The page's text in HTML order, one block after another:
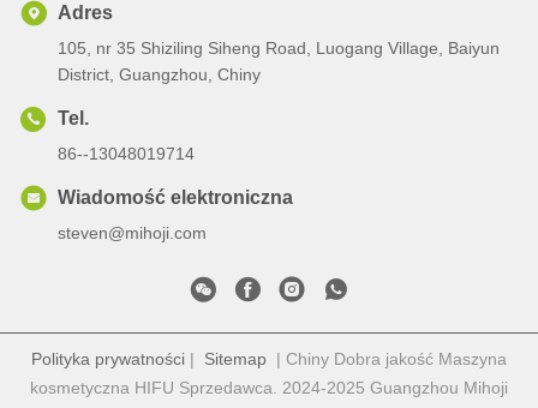
Adres
105, nr 35 Shiziling Siheng Road, Luogang Village, Baiyun
District, Guangzhou, Chiny
Tel.
86--13048019714
Wiadomość elektroniczna
steven@mihoji.com
Polityka prywatności | Sitemap | Chiny Dobra jakość Maszyna
kosmetyczna HIFU Sprzedawca. 2024-2025 Guangzhou Mihoji